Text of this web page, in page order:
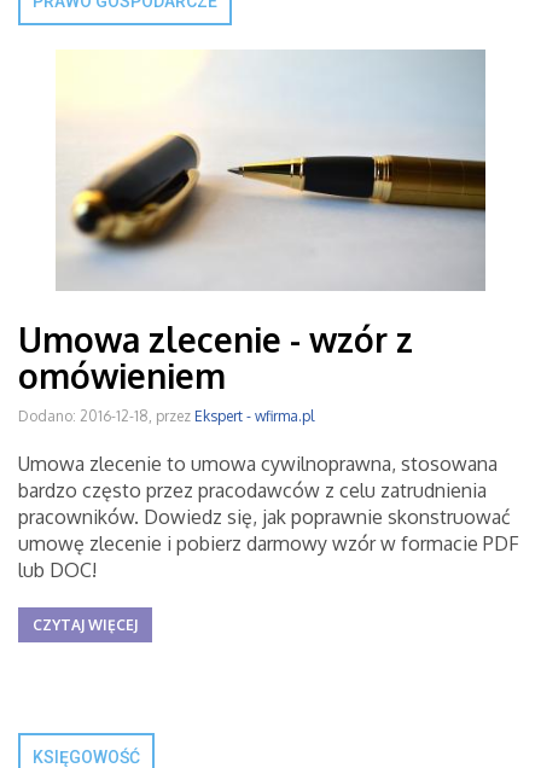
Umowa zlecenie - wzór z
omówieniem
Dodano: 2016-12-18, przez Ekspert - wfirma.pl
Umowa zlecenie to umowa cywilnoprawna, stosowana
bardzo często przez pracodawców z celu zatrudnienia
pracowników. Dowiedz się, jak poprawnie skonstruować
umowę zlecenie i pobierz darmowy wzór w formacie PDF
lub DOC!
CZYTAJ WIĘCEJ
KSIĘGOWOŚĆ